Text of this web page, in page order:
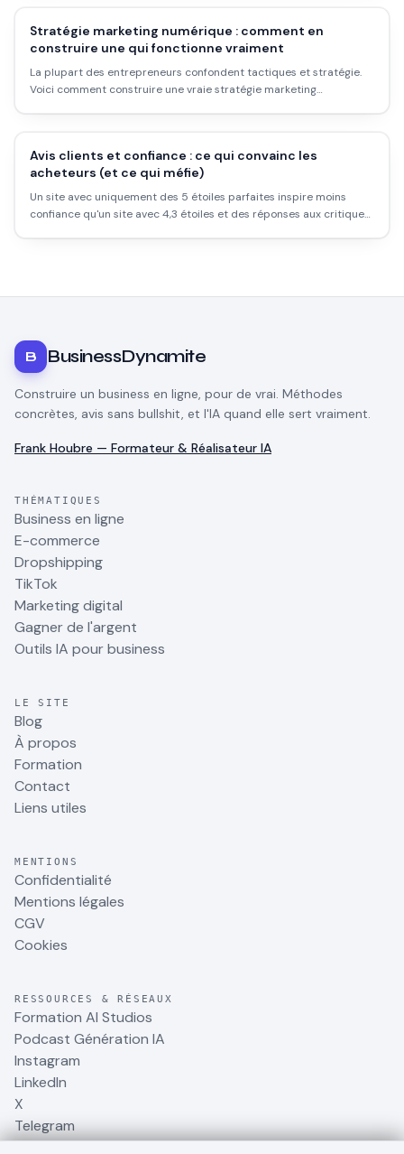
Stratégie marketing numérique : comment en
construire une qui fonctionne vraiment
La plupart des entrepreneurs confondent tactiques et stratégie.
Voici comment construire une vraie stratégie marketing
Avis clients et confiance : ce qui convainc les
acheteurs (et ce qui méfie)
Un site avec uniquement des 5 étoiles parfaites inspire moins
confiance qu'un site avec 4,3 étoiles et des réponses aux critiques.
B BusinessDynamite
Construire un business en ligne, pour de vrai. Méthodes
concrètes, avis sans bullshit, et l'IA quand elle sert vraiment.
Frank Houbre — Formateur & Réalisateur IA
THÉMATIQUES
Business en ligne
E-commerce
Dropshipping
TikTok
Marketing digital
Gagner de l'argent
Outils IA pour business
LE SITE
Blog
À propos
Formation
Contact
Liens utiles
MENTIONS
Confidentialité
Mentions légales
CGV
Cookies
RESSOURCES & RÉSEAUX
Formation AI Studios
Podcast Génération IA
Instagram
LinkedIn
X
Telegram